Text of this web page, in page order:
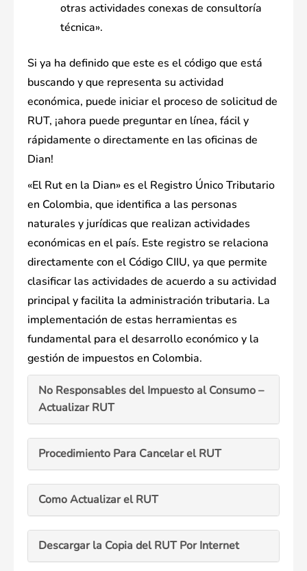
otras actividades conexas de consultoría
técnica».
Si ya ha definido que este es el código que está
buscando y que representa su actividad
económica, puede iniciar el proceso de solicitud de
RUT, ¡ahora puede preguntar en línea, fácil y
rápidamente o directamente en las oficinas de
Dian!
«El Rut en la Dian» es el Registro Único Tributario
en Colombia, que identifica a las personas
naturales y jurídicas que realizan actividades
económicas en el país. Este registro se relaciona
directamente con el Código CIIU, ya que permite
clasificar las actividades de acuerdo a su actividad
principal y facilita la administración tributaria. La
implementación de estas herramientas es
fundamental para el desarrollo económico y la
gestión de impuestos en Colombia.
No Responsables del Impuesto al Consumo –
Actualizar RUT
Procedimiento Para Cancelar el RUT
Como Actualizar el RUT
Descargar la Copia del RUT Por Internet